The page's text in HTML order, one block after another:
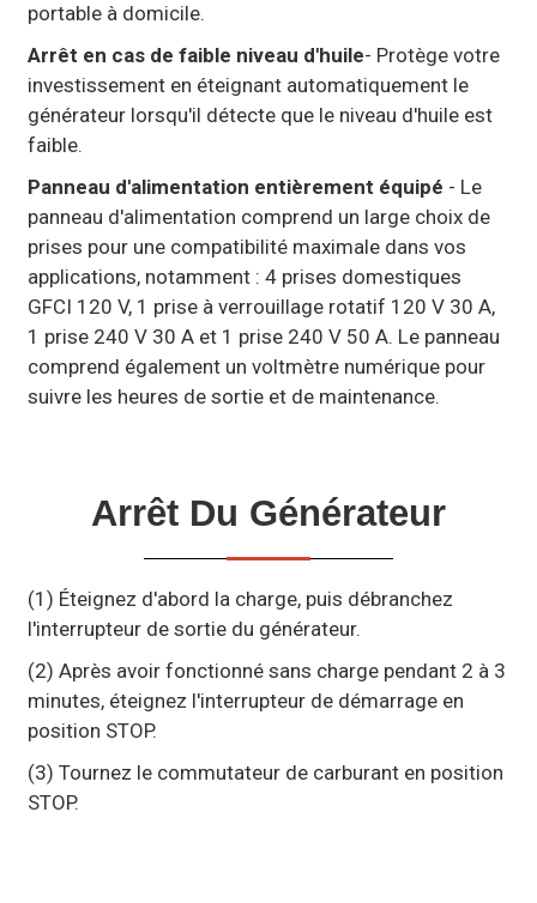
portable à domicile.
Arrêt en cas de faible niveau d'huile- Protège votre
investissement en éteignant automatiquement le
générateur lorsqu'il détecte que le niveau d'huile est
faible.
Panneau d'alimentation entièrement équipé - Le
panneau d'alimentation comprend un large choix de
prises pour une compatibilité maximale dans vos
applications, notamment : 4 prises domestiques
GFCI 120 V, 1 prise à verrouillage rotatif 120 V 30 A,
1 prise 240 V 30 A et 1 prise 240 V 50 A. Le panneau
comprend également un voltmètre numérique pour
suivre les heures de sortie et de maintenance.
Arrêt Du Générateur
(1) Éteignez d'abord la charge, puis débranchez
l'interrupteur de sortie du générateur.
(2) Après avoir fonctionné sans charge pendant 2 à 3
minutes, éteignez l'interrupteur de démarrage en
position STOP.
(3) Tournez le commutateur de carburant en position
STOP.